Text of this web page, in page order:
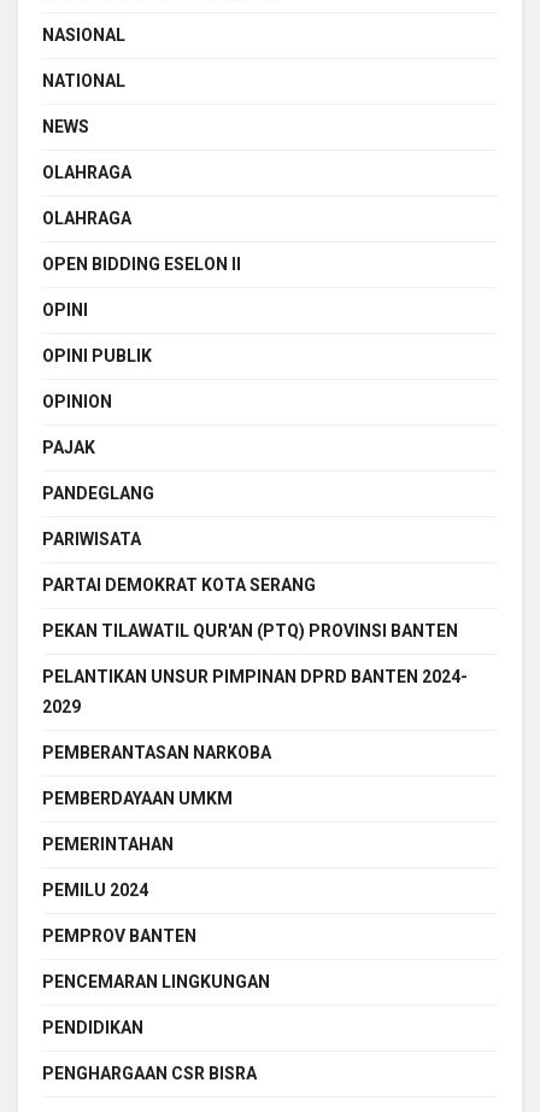
NASIONAL
NATIONAL
NEWS
OLAHRAGA
OLAHRAGA
OPEN BIDDING ESELON II
OPINI
OPINI PUBLIK
OPINION
PAJAK
PANDEGLANG
PARIWISATA
PARTAI DEMOKRAT KOTA SERANG
PEKAN TILAWATIL QUR'AN (PTQ) PROVINSI BANTEN
PELANTIKAN UNSUR PIMPINAN DPRD BANTEN 2024-
2029
PEMBERANTASAN NARKOBA
PEMBERDAYAAN UMKM
PEMERINTAHAN
PEMILU 2024
PEMPROV BANTEN
PENCEMARAN LINGKUNGAN
PENDIDIKAN
PENGHARGAAN CSR BISRA